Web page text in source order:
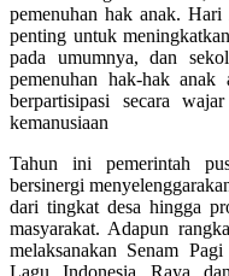
pemenuhan hak anak.
penting untuk
pada umumnya, dan
pemenuhan hak-hak
berpartisipasi secara
kemanusiaan
Tahun ini pemerintah
bersinergi
dari tingkat desa hingga
masyarakat. Adapun
melaksanakan Senam